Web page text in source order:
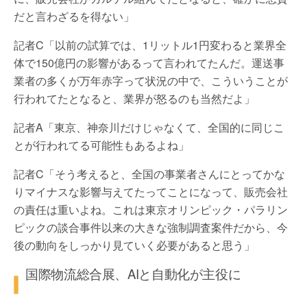
だと言わざるを得ない」
記者C「以前の試算では、1リットル1円変わると業界全
体で150億円の影響があるって言われてたんだ。運送事
業者の多くが万年赤字って状況の中で、こういうことが
行われてたとなると、業界が怒るのも当然だよ」
記者A「東京、神奈川だけじゃなくて、全国的に同じこ
とが行われてる可能性もあるよね」
記者C「そう考えると、全国の事業者さんにとってかな
りマイナスな影響与えてたってことになって、販売会社
の責任は重いよね。これは東京オリンピック・パラリン
ピックの談合事件以来の大きな強制調査案件だから、今
後の動向をしっかり見ていく必要があると思う」
国際物流総合展、AIと自動化が主役に